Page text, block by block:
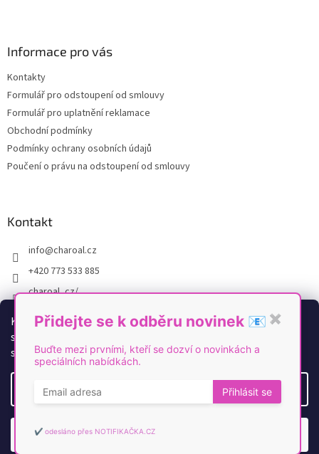
K personalizaci obsahu a reklam, poskytování funkcí
sociálních médií a analýze naší návštěvnosti využíváme
soubory cookies. Více informacízde.
Odmítnout
Informace pro vás
Kontakty
Formulář pro odstoupení od smlouvy
Formulář pro uplatnění reklamace
Obchodní podmínky
Podmínky ochrany osobních údajů
Poučení o právu na odstoupení od smlouvy
Kontakt
info@charoal.cz
+420 773 533 885
charoal_cz/
https://www.youtube.com/@Charoal
Vytvořil Shoptet
Copyright 2026Charoal. Všechna práva vyhrazena.Upravit
Přidejte se k odběru novinek 📧 ✖
Buďte mezi prvními, kteří se dozví o novinkách a
speciálních nabídkách.
Přihlásit se
✔️ odesláno přes NOTIFIKAČKA.CZ